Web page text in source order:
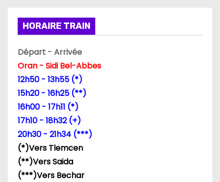
HORAIRE TRAIN
Départ - Arrivée
Oran - Sidi Bel-Abbes
12h50 - 13h55 (*)
15h20 - 16h25 (**)
16h00 - 17h11 (*)
17h10 - 18h32 (+)
20h30 - 21h34 (***)
(*)Vers Tlemcen
(**)Vers Saida
(***)Vers Bechar